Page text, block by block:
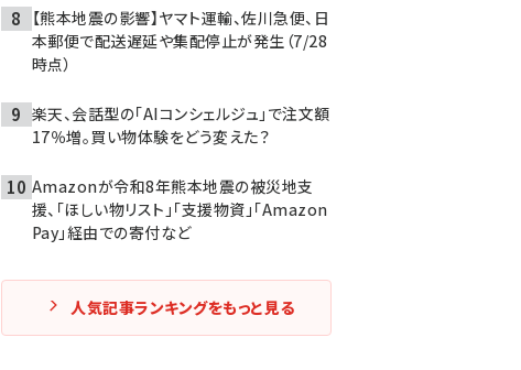
【熊本地震の影響】ヤマト運輸、佐川急便、日
本郵便で配送遅延や集配停止が発生（7/28
時点）
楽天、会話型の「AIコンシェルジュ」で注文額
17％増。買い物体験をどう変えた？
Amazonが令和8年熊本地震の被災地支
援、「ほしい物リスト」「支援物資」「Amazon
Pay」経由での寄付など
人気記事ランキングをもっと見る